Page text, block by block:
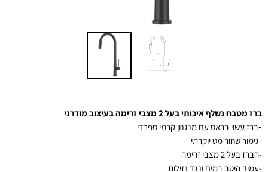
ברז מטבח נשלף איכותי בעל 2 מצבי זרימה בעיצוב מודרני
-ברז עשוי בראס עם מנגנון קרמי ספרדי
-גימור שחור מט יוקרתי
-הברז בעל 2 מצבי זרימה
-עמיד היטב במים ונגד נזילות